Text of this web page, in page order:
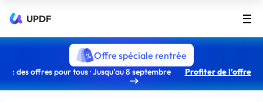
UPDF
Offre spéciale rentrée
: des offres pour tous · Jusqu’au 8 septembre Profiter de l’offre